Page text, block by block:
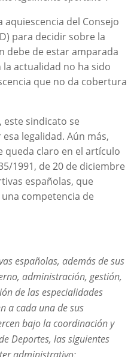
aquiescencia del Consejo
para decidir sobre la
debe de estar amparada
actualidad no ha sido
que no da cobertura
este sindicato se
legalidad. Aún más,
queda claro en el artículo
1991, de 20 de diciembre
españolas, que
competencia de
españolas, además de sus
administración, gestión,
de las especialidades
a cada una de sus
bajo la coordinación y
Deportes, las siguientes